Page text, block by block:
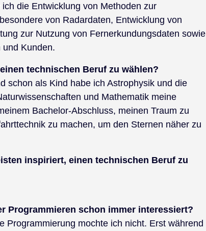
die Entwicklung von Methoden zur
von Radardaten, Entwicklung von
zur Nutzung von Fernerkundungsdaten sowie
und Kunden.
technischen Beruf zu wählen?
schon als Kind habe ich Astrophysik und die
und Mathematik meine
Bachelor-Abschluss, meinen Traum zu
zu machen, um den Sternen näher zu
inspiriert, einen technischen Beruf zu
Programmieren schon immer interessiert?
Programmierung mochte ich nicht. Erst während